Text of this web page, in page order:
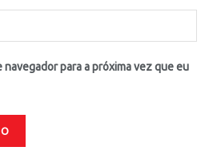
para a próxima vez que eu